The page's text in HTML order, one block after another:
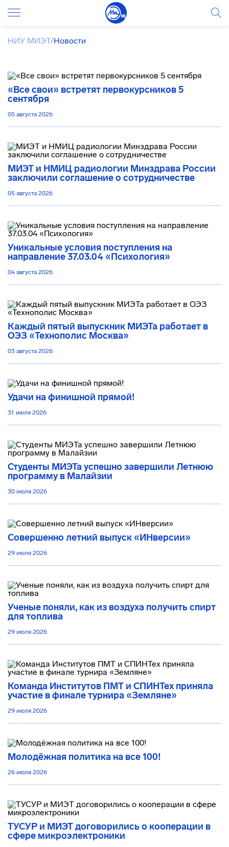
НИУ МИЭТ/Новости
«Все свои» встретят первокурсников 5
сентября
05 августа 2026
МИЭТ и НМИЦ радиологии Минздрава России
заключили соглашение о сотрудничестве
05 августа 2026
Уникальные условия поступления на
направление 37.03.04 «Психология»
04 августа 2026
Каждый пятый выпускник МИЭТа работает в
ОЭЗ «Технополис Москва»
03 августа 2026
Удачи на финишной прямой!
31 июля 2026
Студенты МИЭТа успешно завершили Летнюю
программу в Малайзии
30 июля 2026
Совершенно летний выпуск «ИНверсии»
29 июля 2026
Ученые поняли, как из воздуха получить спирт
для топлива
29 июля 2026
Команда Институтов ПМТ и СПИНТех приняла
участие в финале турнира «Земляне»
29 июля 2026
Молодёжная политика на все 100!
26 июля 2026
ТУСУР и МИЭТ договорились о кооперации в
сфере микроэлектроники